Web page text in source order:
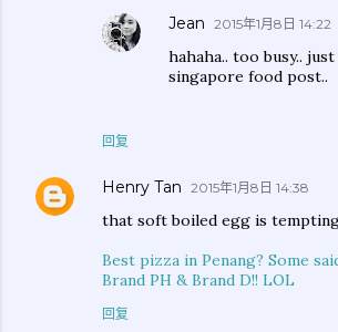
回复
Jean 2015年1月8日 14:22
hahaha.. too busy..
singapore food post..
Henry Tan 2015年1月8日 14:38
that soft boiled egg is
Best pizza in Penang? Some
Brand PH & Brand D!! LOL
回复